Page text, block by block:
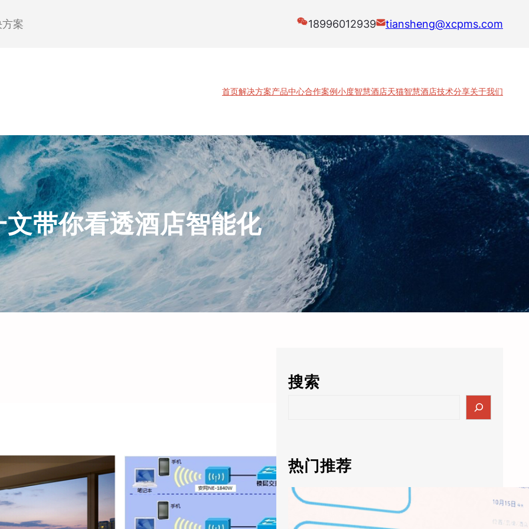
案 18996012939 tiansheng@xcpms.com
首页解决方案产品中心合作案例小度智慧酒店天猫智慧酒店技术分享关于我们
文带你看透酒店智能化
搜索
c
h
热门推荐